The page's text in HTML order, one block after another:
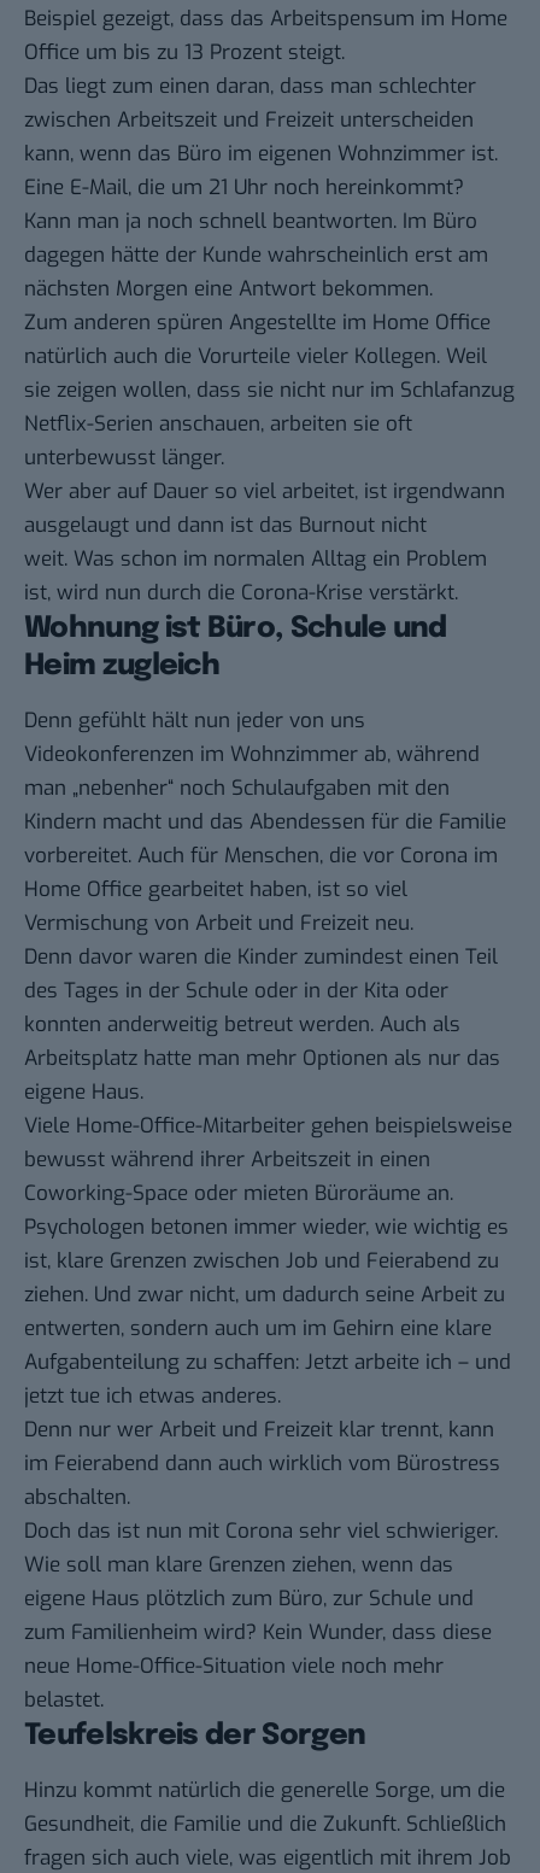
Beispiel gezeigt, dass das Arbeitspensum im Home
Office um bis zu 13 Prozent steigt.
Das liegt zum einen daran, dass man schlechter
zwischen Arbeitszeit und Freizeit unterscheiden
kann, wenn das Büro im eigenen Wohnzimmer ist.
Eine E-Mail, die um 21 Uhr noch hereinkommt?
Kann man ja noch schnell beantworten. Im Büro
dagegen hätte der Kunde wahrscheinlich erst am
nächsten Morgen eine Antwort bekommen.
Zum anderen spüren Angestellte im Home Office
natürlich auch die Vorurteile vieler Kollegen. Weil
sie zeigen wollen, dass sie nicht nur im Schlafanzug
Netflix-Serien anschauen, arbeiten sie oft
unterbewusst länger.
Wer aber auf Dauer so viel arbeitet, ist irgendwann
ausgelaugt und dann ist das Burnout nicht
weit. Was schon im normalen Alltag ein Problem
ist, wird nun durch die Corona-Krise verstärkt.
Wohnung ist Büro, Schule und
Heim zugleich
Denn gefühlt hält nun jeder von uns
Videokonferenzen im Wohnzimmer ab, während
man „nebenher“ noch Schulaufgaben mit den
Kindern macht und das Abendessen für die Familie
vorbereitet. Auch für Menschen, die vor Corona im
Home Office gearbeitet haben, ist so viel
Vermischung von Arbeit und Freizeit neu.
Denn davor waren die Kinder zumindest einen Teil
des Tages in der Schule oder in der Kita oder
konnten anderweitig betreut werden. Auch als
Arbeitsplatz hatte man mehr Optionen als nur das
eigene Haus.
Viele Home-Office-Mitarbeiter gehen beispielsweise
bewusst während ihrer Arbeitszeit in einen
Coworking-Space oder mieten Büroräume an.
Psychologen betonen immer wieder, wie wichtig es
ist, klare Grenzen zwischen Job und Feierabend zu
ziehen. Und zwar nicht, um dadurch seine Arbeit zu
entwerten, sondern auch um im Gehirn eine klare
Aufgabenteilung zu schaffen: Jetzt arbeite ich – und
jetzt tue ich etwas anderes.
Denn nur wer Arbeit und Freizeit klar trennt, kann
im Feierabend dann auch wirklich vom Bürostress
abschalten.
Doch das ist nun mit Corona sehr viel schwieriger.
Wie soll man klare Grenzen ziehen, wenn das
eigene Haus plötzlich zum Büro, zur Schule und
zum Familienheim wird? Kein Wunder, dass diese
neue Home-Office-Situation viele noch mehr
belastet.
Teufelskreis der Sorgen
Hinzu kommt natürlich die generelle Sorge, um die
Gesundheit, die Familie und die Zukunft. Schließlich
fragen sich auch viele, was eigentlich mit ihrem Job